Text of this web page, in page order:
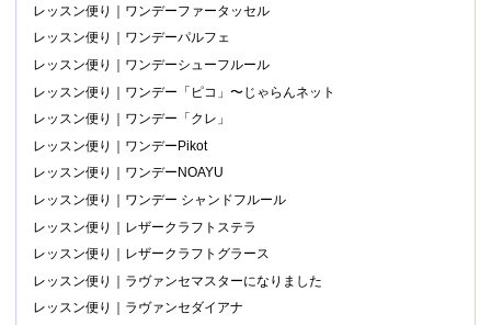
レッスン便り｜ワンデーファータッセル
レッスン便り｜ワンデーパルフェ
レッスン便り｜ワンデーシューフルール
レッスン便り｜ワンデー「ピコ」〜じゃらんネット
レッスン便り｜ワンデー「クレ」
レッスン便り｜ワンデーPikot
レッスン便り｜ワンデーNOAYU
レッスン便り｜ワンデー シャンドフルール
レッスン便り｜レザークラフトステラ
レッスン便り｜レザークラフトグラース
レッスン便り｜ラヴァンセマスターになりました
レッスン便り｜ラヴァンセダイアナ